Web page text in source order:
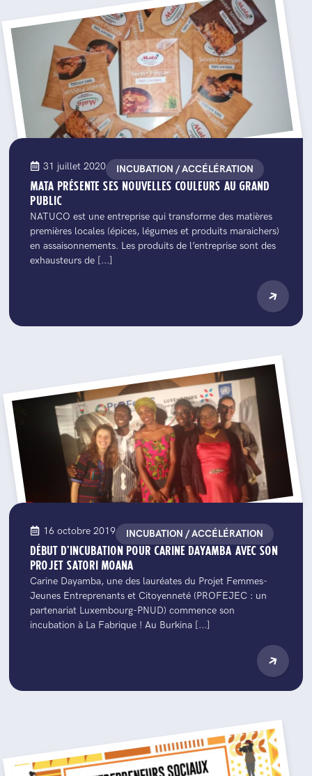
31 juillet 2020 INCUBATION / ACCÉLÉRATION
MATA PRÉSENTE SES NOUVELLES COULEURS AU GRAND
PUBLIC
NATUCO est une entreprise qui transforme des matières
premières locales (épices, légumes et produits maraichers)
en assaisonnements. Les produits de l’entreprise sont des
exhausteurs de [...]
16 octobre 2019 INCUBATION / ACCÉLÉRATION
DÉBUT D’INCUBATION POUR CARINE DAYAMBA AVEC SON
PROJET SATORI MOANA
Carine Dayamba, une des lauréates du Projet Femmes-
Jeunes Entreprenants et Citoyenneté (PROFEJEC : un
partenariat Luxembourg-PNUD) commence son
incubation à La Fabrique ! Au Burkina [...]